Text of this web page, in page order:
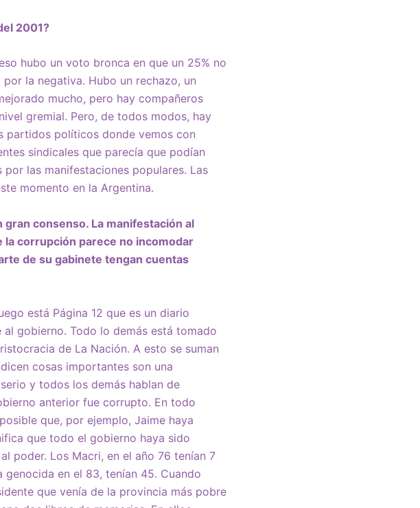
2001?
hubo un voto bronca en que un 25% no
la negativa. Hubo un rechazo, un
mucho, pero hay compañeros
gremial. Pero, de todos modos, hay
partidos políticos donde vemos con
sindicales que parecía que podían
las manifestaciones populares. Las
momento en la Argentina.
consenso. La manifestación al
la corrupción parece no incomodar
de su gabinete tengan cuentas
está Página 12 que es un diario
gobierno. Todo lo demás está tomado
de La Nación. A esto se suman
cosas importantes son una
y todos los demás hablan de
anterior fue corrupto. En todo
que, por ejemplo, Jaime haya
que todo el gobierno haya sido
poder. Los Macri, en el año 76 tenían 7
en el 83, tenían 45. Cuando
que venía de la provincia más pobre